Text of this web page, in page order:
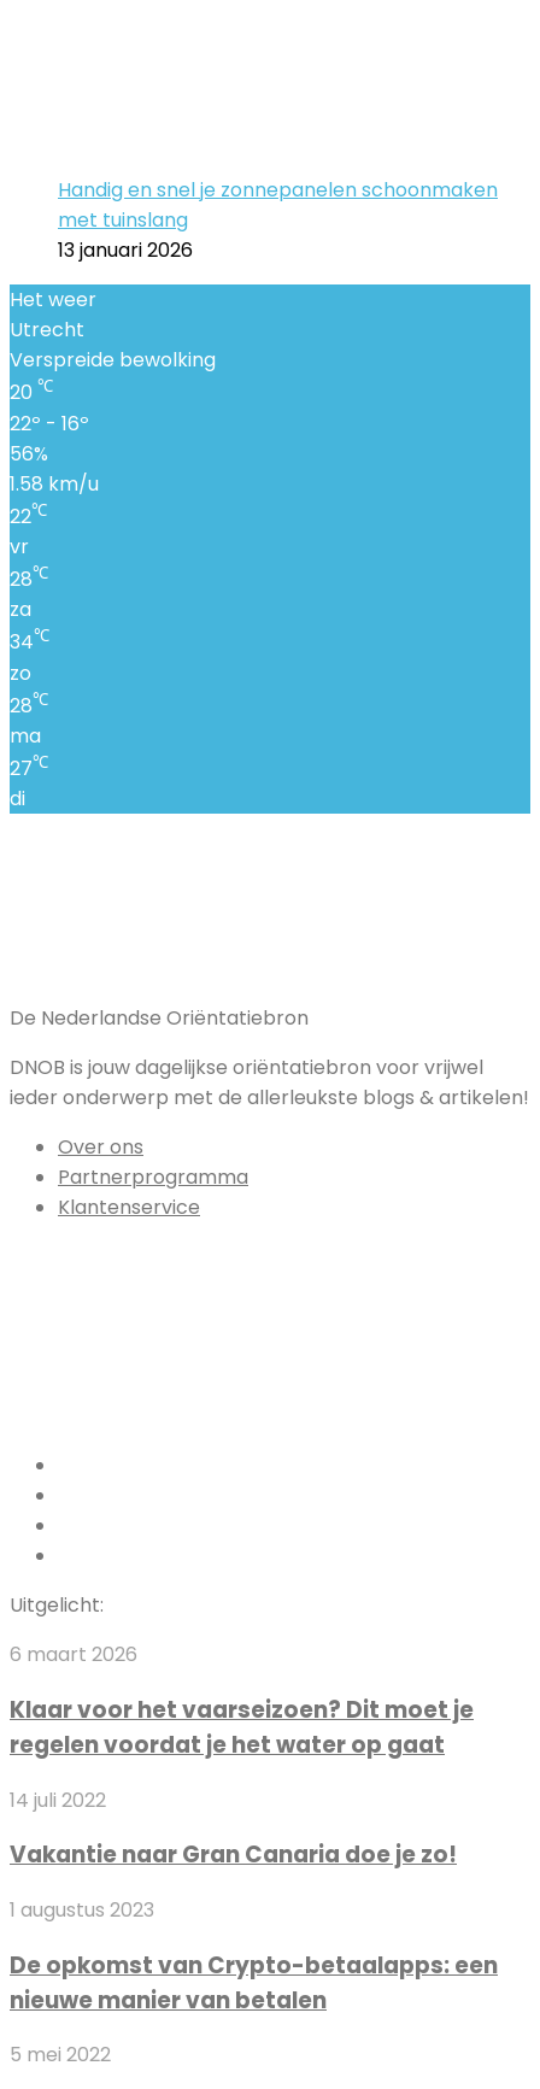
Handig en snel je zonnepanelen schoonmaken
met tuinslang
13 januari 2026
Het weer
Utrecht
Verspreide bewolking
20 ℃
22º - 16º
56%
1.58 km/u
22℃
vr
28℃
za
34℃
zo
28℃
ma
27℃
di
De Nederlandse Oriëntatiebron
DNOB is jouw dagelijkse oriëntatiebron voor vrijwel
ieder onderwerp met de allerleukste blogs & artikelen!
Over ons
Partnerprogramma
Klantenservice
Uitgelicht:
Klaar
het
vaarseizoen?
moet
regelen
je
het
water
op
gaat
6 maart 2026
Klaar voor het vaarseizoen? Dit moet je
regelen voordat je het water op gaat
Vakantie
Gran
doe
je
zo!
14 juli 2022
Vakantie naar Gran Canaria doe je zo!
De
van
Crypto-
een
1 augustus 2023
De opkomst van Crypto-betaalapps: een
nieuwe manier van betalen
5
5 mei 2022